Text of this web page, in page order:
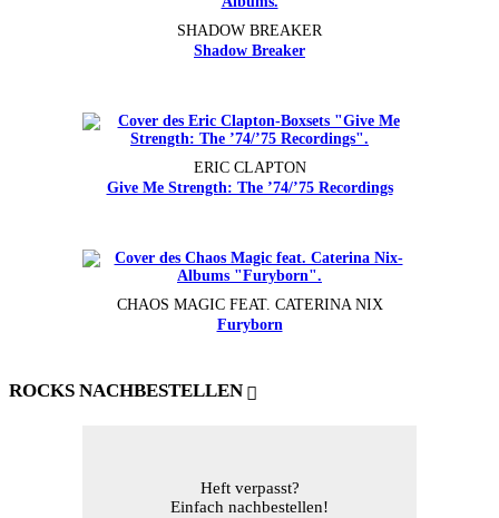
SHADOW BREAKER
Shadow Breaker
ERIC CLAPTON
Give Me Strength: The ’74/’75 Recordings
CHAOS MAGIC FEAT. CATERINA NIX
Furyborn
ROCKS NACHBESTELLEN
Heft verpasst?
Einfach nachbestellen!